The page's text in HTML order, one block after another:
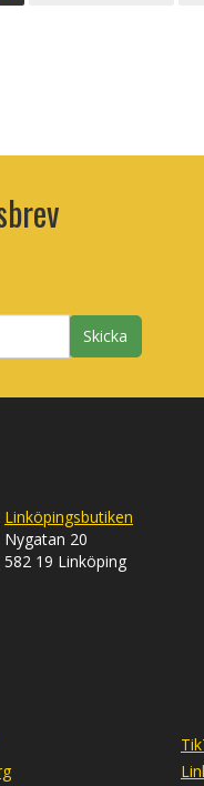
Skicka
Linköpingsbutiken
Nygatan 20
582 19 Linköping